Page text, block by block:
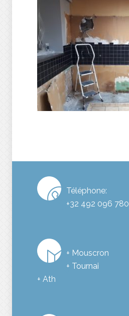
Téléphone:
+32 492 096 780
+ Mouscron
+ Tournai
+ Ath